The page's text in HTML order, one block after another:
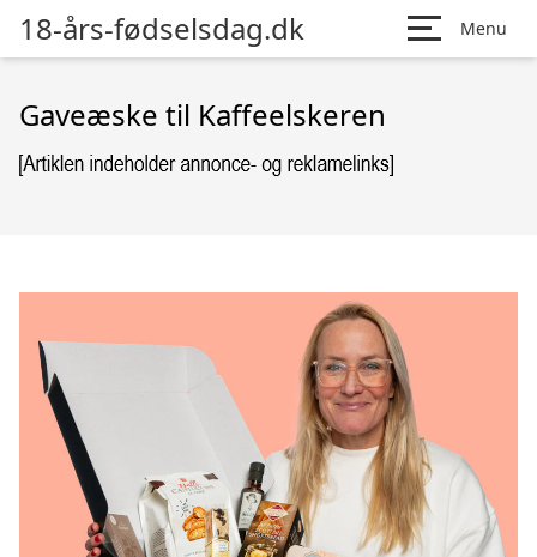
18-års-fødselsdag.dk Menu
Gaveæske til Kaffeelskeren